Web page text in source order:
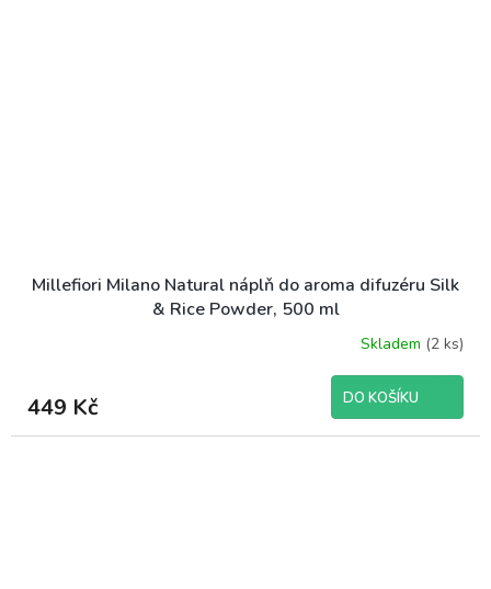
Millefiori Milano Natural náplň do aroma difuzéru Silk
& Rice Powder, 500 ml
Skladem (2 ks)
449 Kč DO KOŠÍKU